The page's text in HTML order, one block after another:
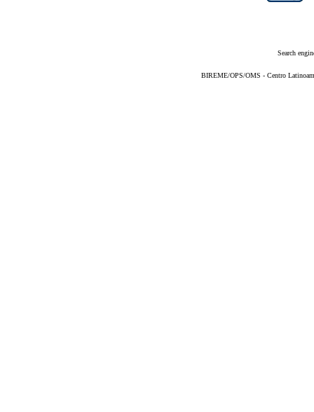
Search
BIREME/OPS/OMS - Centro